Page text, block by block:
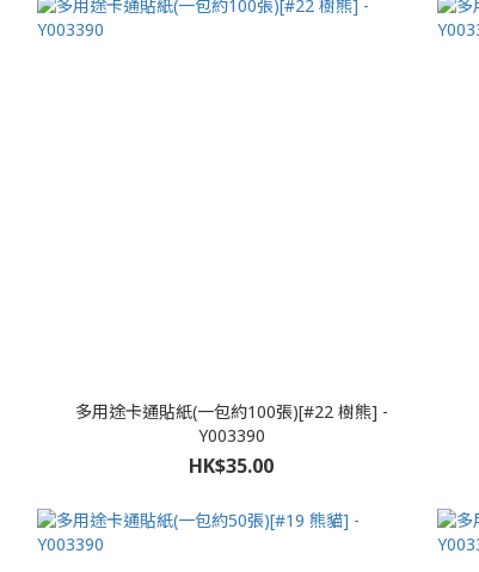
多用途卡通貼紙(一包約100張)[#22 樹熊] -
Y003390
HK$35.00